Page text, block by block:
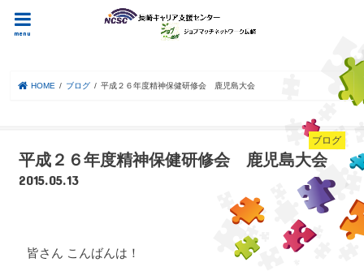
menu
HOME ブログ 平成２６年度精神保健研修会 鹿児島大会
ブログ
平成２６年度精神保健研修会 鹿児島大会
2015.05.13
皆さん こんばんは！